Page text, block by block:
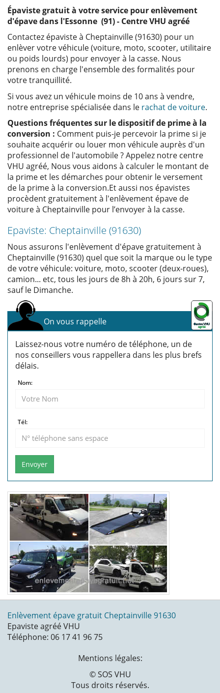
Épaviste gratuit à votre service pour enlèvement
d'épave dans l'Essonne (91) - Centre VHU agréé
Contactez épaviste à Cheptainville (91630) pour un
enlèver votre véhicule (voiture, moto, scooter, utilitaire
ou poids lourds) pour envoyer à la casse. Nous
prenons en charge l'ensemble des formalités pour
votre tranquillité.
Si vous avez un véhicule moins de 10 ans à vendre,
notre entreprise spécialisée dans le rachat de voiture.
Questions fréquentes sur le dispositif de prime à la
conversion : Comment puis-je percevoir la prime si je
souhaite acquérir ou louer mon véhicule auprès d'un
professionnel de l'automobile ? Appelez notre centre
VHU agréé, Nous vous aidons à calculer le montant de
la prime et les démarches pour obtenir le versement
de la prime à la conversion.Et aussi nos épavistes
procèdent gratuitement à l'enlèvement épave de
voiture à Cheptainville pour l’envoyer à la casse.
Epaviste: Cheptainville (91630)
Nous assurons l'enlèvement d'épave gratuitement à
Cheptainville (91630) quel que soit la marque ou le type
de votre véhicule: voiture, moto, scooter (deux-roues),
camion... etc, tous les jours de 8h à 20h, 6 jours sur 7,
sauf le Dimanche.
On vous rappelle
Laissez-nous votre numéro de téléphone, un de
nos conseillers vous rappellera dans les plus brefs
délais.
Nom:
Tél:
Envoyer
Enlèvement épave gratuit Cheptainville 91630
Epaviste agréé VHU
Téléphone: 06 17 41 96 75
Mentions légales:
© SOS VHU
Tous droits réservés.